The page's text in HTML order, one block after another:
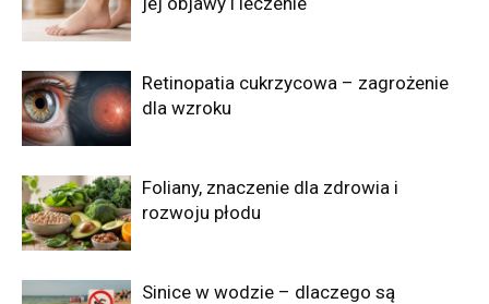
Retinopatia cukrzycowa – zagrożenie
dla wzroku
Foliany, znaczenie dla zdrowia i
rozwoju płodu
Sinice w wodzie – dlaczego są